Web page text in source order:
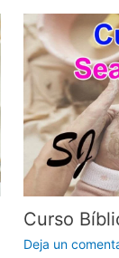
Curso
Deja un